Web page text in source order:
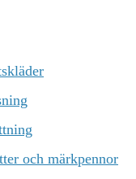
och märkpennor